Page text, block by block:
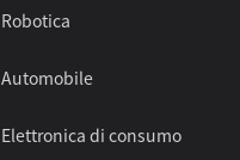
Robotica
Automobile
Elettronica di consumo